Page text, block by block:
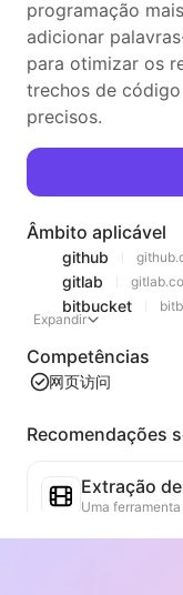
programação
adicionar
para otimizar os
trechos de
precisos.
Âmbito aplicável
github
gitlab
bitbucket
Expandir
Competências
网页访问
Recomendações
Extração